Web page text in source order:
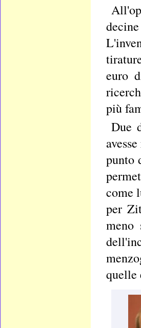
euro
più
Due
punto
come
per
meno
quelle